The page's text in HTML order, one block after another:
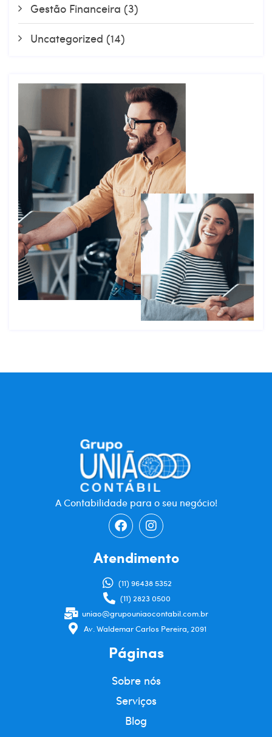
Gestão Financeira (3)
Uncategorized (14)
A Contabilidade para o seu negócio!
Atendimento
(11) 96438 5352
(11) 2823 0500
uniao@grupouniaocontabil.com.br
Av. Waldemar Carlos Pereira, 2091
Páginas
Sobre nós
Serviços
Blog